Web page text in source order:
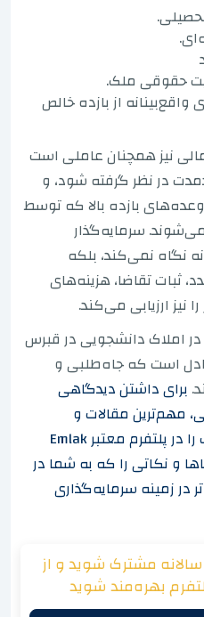
حقوقی ملک.
از بازده خالص
نیز همچنان عاملی است
در نظر گرفته شود، و
بازده بالا که توسط
سرمایه‌گذار
نگاه نمی‌کند، بلکه
ثبات تقاضا، هزینه‌های
نیز ارزیابی می‌کند.
املاک دانشجویی در قبرس
است که جاه‌طلبی و
برای داشتن دیدگاهی
مهم‌ترین مقالات و
وبلاگ‌های املاک و مستغلات را در پلتفرم معتبر Emlak
و نکاتی را که به شما در
زمینه سرمایه‌گذاری
مشترک شوید و از
بهره‌مند شوید